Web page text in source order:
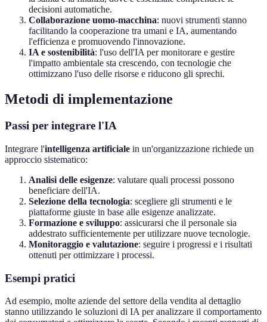
decisioni automatiche.
Collaborazione uomo-macchina: nuovi strumenti stanno
facilitando la cooperazione tra umani e IA, aumentando
l'efficienza e promuovendo l'innovazione.
IA e sostenibilità: l'uso dell'IA per monitorare e gestire
l'impatto ambientale sta crescendo, con tecnologie che
ottimizzano l'uso delle risorse e riducono gli sprechi.
Metodi di implementazione
Passi per integrare l'IA
Integrare l'intelligenza artificiale in un'organizzazione richiede un
approccio sistematico:
Analisi delle esigenze: valutare quali processi possono
beneficiare dell'IA.
Selezione della tecnologia: scegliere gli strumenti e le
piattaforme giuste in base alle esigenze analizzate.
Formazione e sviluppo: assicurarsi che il personale sia
addestrato sufficientemente per utilizzare nuove tecnologie.
Monitoraggio e valutazione: seguire i progressi e i risultati
ottenuti per ottimizzare i processi.
Esempi pratici
Ad esempio, molte aziende del settore della vendita al dettaglio
stanno utilizzando le soluzioni di IA per analizzare il comportamento